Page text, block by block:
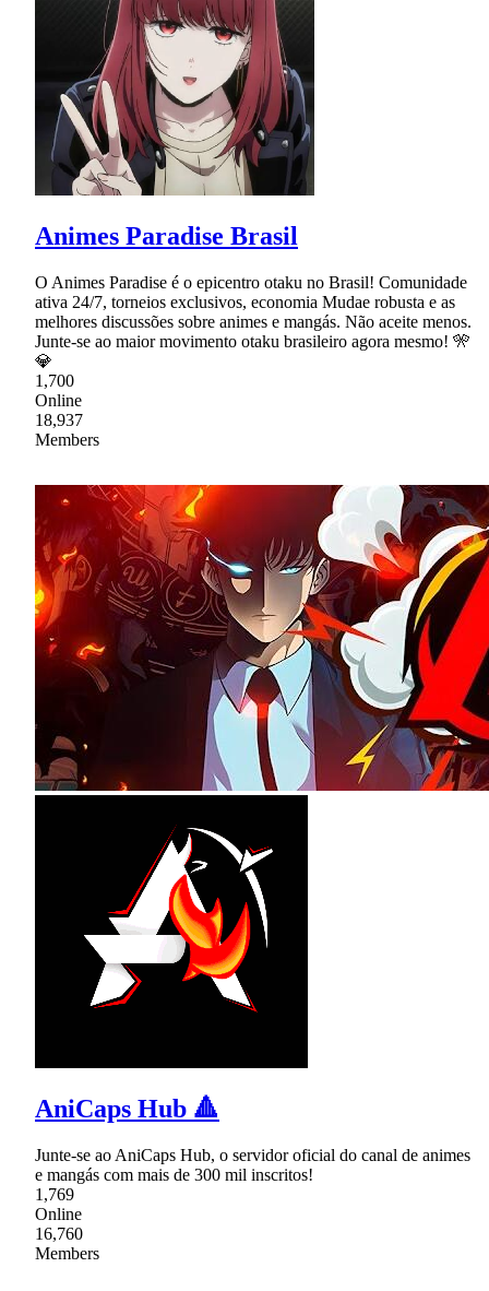
Animes Paradise Brasil
O Animes Paradise é o epicentro otaku no Brasil! Comunidade
ativa 24/7, torneios exclusivos, economia Mudae robusta e as
melhores discussões sobre animes e mangás. Não aceite menos.
Junte-se ao maior movimento otaku brasileiro agora mesmo! 🎌
💎
1,700
Online
18,937
Members
AniCaps Hub 🔺
Junte-se ao AniCaps Hub, o servidor oficial do canal de animes
e mangás com mais de 300 mil inscritos!
1,769
Online
16,760
Members